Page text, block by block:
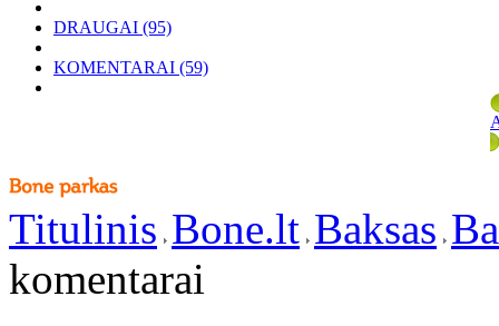
DRAUGAI (95)
KOMENTARAI (59)
Titulinis Bone.lt Baksas
komentarai